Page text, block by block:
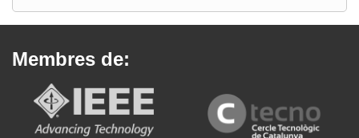
Membres de: